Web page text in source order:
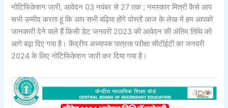
नोटिफिकेशन जारी, आवेदन 03 नवंबर से 27 तक ; नमस्कार मित्रों कैसे आप
सभी उम्मीद करता हूं कि आप सभी बढ़िया होंगे दोस्तों आज के लेख में हम आपको
जानकारी देने वाले हैं किसी डेट जनवरी 2023 की आवेदन की अंतिम तिथि को
आगे बढ़ा दिए गया है। केंद्रीय अध्यापक पात्रता परीक्षा सीटीईटी का जनवरी
2024 के लिए नोटिफिकेशन जारी कर दिया गया है।